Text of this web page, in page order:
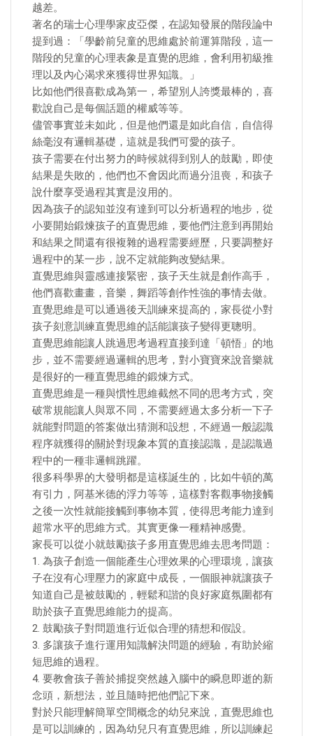
越差。
著名的瑞士心理學家皮亞傑，在認知發展的階段論中
提到過：「學齡前兒童的思維處於前運算階段，這一
階段的兒童的心理表象是直覺的思維，會利用初級推
理以及內心渴求來獲得世界知識。」
比如他們很喜歡成為第一，希望別人誇獎最棒的，喜
歡說自己是每個話題的權威等等。
儘管事實並未如此，但是他們還是如此自信，自信得
絲毫沒有邏輯基礎，這就是我們可愛的孩子。
孩子需要在付出努力的時候就得到別人的鼓勵，即使
結果是失敗的，他們也不會因此而過分沮喪，和孩子
說什麼享受過程其實是沒用的。
因為孩子的認知並沒有達到可以分析過程的地步，從
小要開始鍛煉孩子的直覺思維，要他們注意到再開始
和結果之間還有很複雜的過程需要經歷，只要調整好
過程中的某一步，說不定就能夠改變結果。
直覺思維與靈感連接緊密，孩子天生就是創作高手，
他們喜歡畫畫，音樂，舞蹈等創作性強的事情去做。
直覺思維是可以通過後天訓練來提高的，家長從小對
孩子刻意訓練直覺思維的話能讓孩子變得更聰明。
直覺思維能讓人跳過思考過程直接到達「頓悟」的地
步，並不需要經過邏輯的思考，對小寶寶來說音樂就
是很好的一種直覺思維的鍛煉方式。
直覺思維是一種與慣性思維截然不同的思考方式，突
破常規能讓人與眾不同，不需要經過太多分析一下子
就能對問題的答案做出猜測和設想，不經過一般認識
程序就獲得的關於對現象本質的直接認識，是認識過
程中的一種非邏輯跳躍。
很多科學界的大發明都是這樣誕生的，比如牛頓的萬
有引力，阿基米德的浮力等等，這樣對客觀事物接觸
之後一次性就能接觸到事物本質，使得思考能力達到
超常水平的思維方式。其實更像一種精神感覺。
家長可以從小就鼓勵孩子多用直覺思維去思考問題：
1. 為孩子創造一個能產生心理效果的心理環境，讓孩
子在沒有心理壓力的家庭中成長，一個眼神就讓孩子
知道自己是被鼓勵的，輕鬆和諧的良好家庭氛圍都有
助於孩子直覺思維能力的提高。
2. 鼓勵孩子對問題進行近似合理的猜想和假設。
3. 多讓孩子進行運用知識解決問題的經驗，有助於縮
短思維的過程。
4. 要教會孩子善於捕捉突然越入腦中的瞬息即逝的新
念頭，新想法，並且隨時把他們記下來。
對於只能理解簡單空間概念的幼兒來說，直覺思維也
是可以訓練的，因為幼兒只有直覺思維，所以訓練起